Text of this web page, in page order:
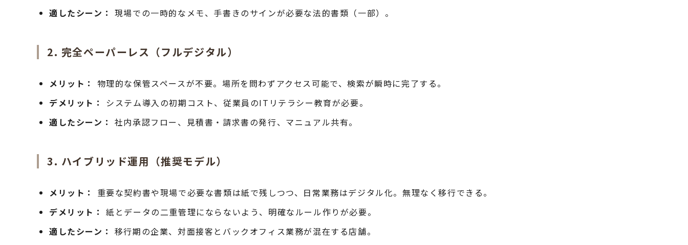
適したシーン： 現場での一時的なメモ、手書きのサインが必要な法的書類（一部）。
2. 完全ペーパーレス（フルデジタル）
メリット：
物理的な保管スペースが不要。場所を問わずアクセス可能で、検索が瞬時に完了する。
デメリット：
システム導入の初期コスト、従業員のITリテラシー教育が必要。
適したシーン： 社内承認フロー、見積書・請求書の発行、マニュアル共有。
3. ハイブリッド運用（推奨モデル）
メリット：
重要な契約書や現場で必要な書類は紙で残しつつ、日常業務はデジタル化。無理なく移行できる。
デメリット： 紙とデータの二重管理にならないよう、明確なルール作りが必要。
適したシーン： 移行期の企業、対面接客とバックオフィス業務が混在する店舗。